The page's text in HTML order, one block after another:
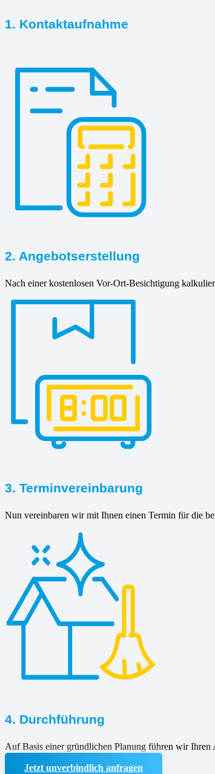
1. Kontaktaufnahme
2. Angebotserstellung
Nach einer kostenlosen Vor-Ort-Besichtigung
3. Terminvereinbarung
Nun vereinbaren wir mit Ihnen einen Termin für die
4. Durchführung
Auf Basis einer gründlichen Planung führen wir Ihren
Jetzt unverbindlich anfragen